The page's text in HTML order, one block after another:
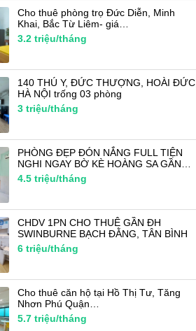
Cho thuê phòng trọ Đức Diễn, Minh
Khai, Bắc Từ Liêm- giá…
3.2 triệu/tháng
140 THÚ Y, ĐỨC THƯỢNG, HOÀI ĐỨC,
HÀ NỘI trống 03 phòng
3 triệu/tháng
PHÒNG ĐẸP ĐÓN NẮNG FULL TIỆN
NGHI NGAY BỜ KÈ HOÀNG SA GẦN…
4.5 triệu/tháng
CHDV 1PN CHO THUÊ GẦN ĐH
SWINBURNE BẠCH ĐẰNG, TÂN BÌNH
6 triệu/tháng
Cho thuê căn hộ tại Hồ Thị Tư, Tăng
Nhơn Phú Quận…
5.7 triệu/tháng